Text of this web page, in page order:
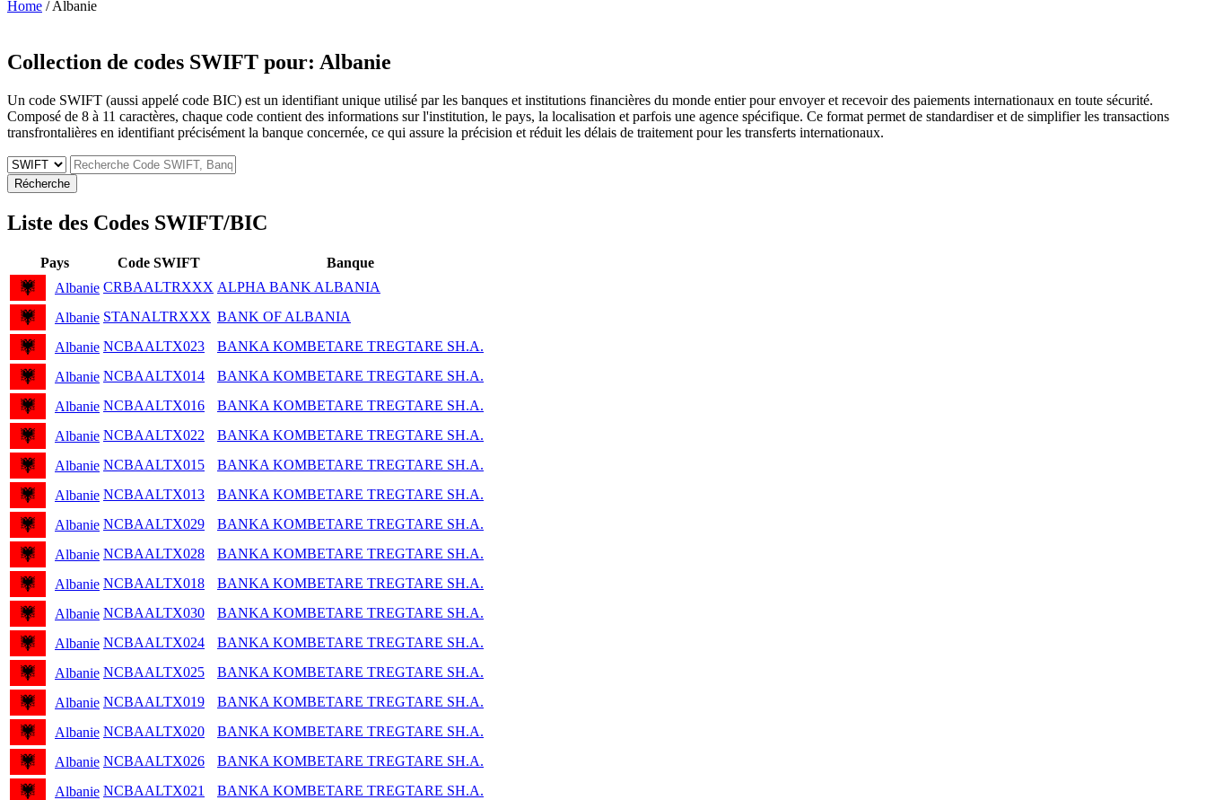
Home / Albanie
Collection de codes SWIFT pour: Albanie
Un code SWIFT (aussi appelé code BIC) est un identifiant unique utilisé par les banques et institutions financières du monde entier pour envoyer et recevoir des paiements internationaux en toute sécurité.
Composé de 8 à 11 caractères, chaque code contient des informations sur l'institution, le pays, la localisation et parfois une agence spécifique. Ce format permet de standardiser et de simplifier les transactions
transfrontalières en identifiant précisément la banque concernée, ce qui assure la précision et réduit les délais de traitement pour les transferts internationaux.
Récherche
Liste des Codes SWIFT/BIC
Pays Code SWIFT
Banque
Albanie CRBAALTRXXX ALPHA BANK ALBANIA
Albanie STANALTRXXX BANK OF ALBANIA
Albanie NCBAALTX023
BANKA KOMBETARE TREGTARE SH.A.
Albanie NCBAALTX014
BANKA KOMBETARE TREGTARE SH.A.
Albanie NCBAALTX016
BANKA KOMBETARE TREGTARE SH.A.
Albanie NCBAALTX022
BANKA KOMBETARE TREGTARE SH.A.
Albanie NCBAALTX015
BANKA KOMBETARE TREGTARE SH.A.
Albanie NCBAALTX013
BANKA KOMBETARE TREGTARE SH.A.
Albanie NCBAALTX029
BANKA KOMBETARE TREGTARE SH.A.
Albanie NCBAALTX028
BANKA KOMBETARE TREGTARE SH.A.
Albanie NCBAALTX018
BANKA KOMBETARE TREGTARE SH.A.
Albanie NCBAALTX030
BANKA KOMBETARE TREGTARE SH.A.
Albanie NCBAALTX024
BANKA KOMBETARE TREGTARE SH.A.
Albanie NCBAALTX025
BANKA KOMBETARE TREGTARE SH.A.
Albanie NCBAALTX019
BANKA KOMBETARE TREGTARE SH.A.
Albanie NCBAALTX020
BANKA KOMBETARE TREGTARE SH.A.
Albanie NCBAALTX026
BANKA KOMBETARE TREGTARE SH.A.
Albanie NCBAALTX021 BANKA KOMBETARE TREGTARE SH.A.